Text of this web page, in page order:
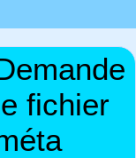
fichier